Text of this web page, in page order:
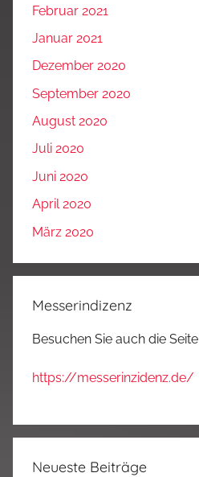
Februar 2021
Januar 2021
Dezember 2020
September 2020
August 2020
Juli 2020
Juni 2020
April 2020
März 2020
Messerindizenz
Besuchen Sie auch die Seite
https://messerinzidenz.de/
Neueste Beiträge